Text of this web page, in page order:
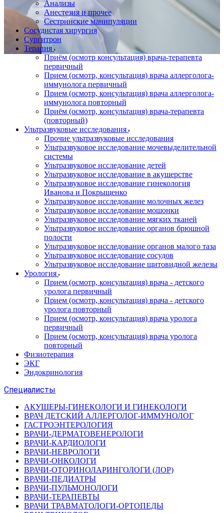
Анализы
Анестезия и прочее
Сестринские манипуляции
Сосудистая хирургия
Сургитрон
Терапия
Приём (осмотр консультация) врача-терапевта
первичный
Прием (осмотр, консультация) врача аллерголога-
иммунолога первичный
Прием (осмотр, консультация) врача аллерголога-
иммунолога повторный
Приём (осмотр, консультация) врача-терапевта
(повторный)
Ультразвуковые исследования
Прочие ультразвуковые исследования
Ультразвуковое исследование мочевыделительной
системы
Ультразвуковое исследование детей
Ультразвуковое исследование в акушерстве
Ультразвуковое исследование гинекология
Иванова и Покрыщенко
Ультразвуковое исследование молочных желез
Ультразвуковое исследование мошонки
Ультразвуковое исследование мягких тканей
Ультразвуковое исследование органов брюшной
полости
Ультразвуковое исследование органов малого таза
Ультразвуковое исследование сосудов
Ультразвуковое исследование щитовидной железы
Урология
Прием (осмотр, консультация) врача - детского
уролога первичный
Прием (осмотр, консультация) врача - детского
уролога повторный
Прием (осмотр, консультация) врача уролога
первичный
Прием (осмотр, консультация) врача уролога
повторный
Физиотерапия
ЭКГ
Эндокринология
Специалисты
АКУШЕРЫ-ГИНЕКОЛОГИ И ГИНЕКОЛОГИ
ВРАЧ ДЕТСКИЙ АЛЛЕРГОЛОГ-ИММУНОЛОГ
ГАСТРОЭНТЕРОЛОГИЯ
ВРАЧИ-ДЕРМАТОВЕНЕРОЛОГИ
ВРАЧИ-КАРДИОЛОГИ
ВРАЧИ-НЕВРОЛОГИ
ВРАЧИ-ОНКОЛОГИ
ВРАЧИ-ОТОРИНОЛАРИНГОЛОГИ (ЛОР)
ВРАЧИ-ПЕДИАТРЫ
ВРАЧИ-ПУЛЬМОНОЛОГИ
ВРАЧИ-ТЕРАПЕВТЫ
ВРАЧИ ТРАВМАТОЛОГИ-ОРТОПЕДЫ